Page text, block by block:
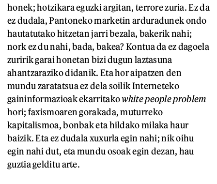
honek; hotzikara eguzki argitan, terrore zuria. Ez da
ez dudala, Pantoneko marketin arduradunek ondo
hautatutako hitzetan jarri bezala, bakerik nahi;
nork ez du nahi, bada, bakea? Kontua da ez dagoela
zuririk garai honetan bizi dugun laztasuna
ahantzaraziko didanik. Eta hor aipatzen den
mundu zaratatsua ez dela soilik Interneteko
gaininformazioak ekarritakowhite people problem
hori; faxismoaren gorakada, muturreko
kapitalismoa, bonbak eta hildako milaka haur
baizik. Eta ez dudala xuxurla egin nahi; nik oihu
egin nahi dut, eta mundu osoak egin dezan, hau
guztia gelditu arte.